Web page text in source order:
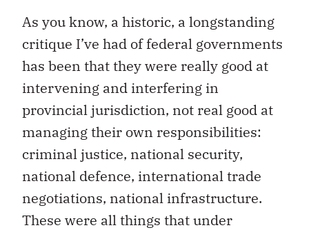
As you know, a historic, a longstanding
critique I’ve had of federal governments
has been that they were really good at
intervening and interfering in
provincial jurisdiction, not real good at
managing their own responsibilities:
criminal justice, national security,
national defence, international trade
negotiations, national infrastructure.
These were all things that under